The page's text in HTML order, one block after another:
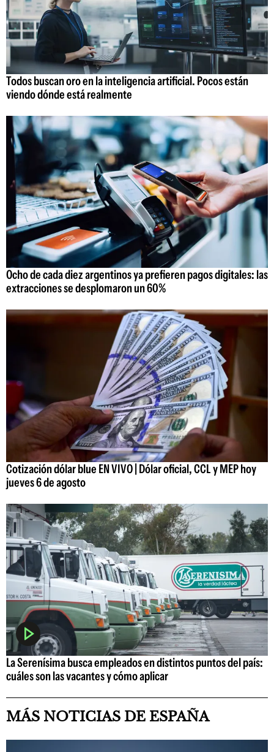
Todos buscan oro en la inteligencia artificial. Pocos están
viendo dónde está realmente
Ocho de cada diez argentinos ya prefieren pagos digitales: las
extracciones se desplomaron un 60%
Cotización dólar blue EN VIVO | Dólar oficial, CCL y MEP hoy
jueves 6 de agosto
La Serenísima busca empleados en distintos puntos del país:
cuáles son las vacantes y cómo aplicar
MÁS NOTICIAS DE ESPAÑA